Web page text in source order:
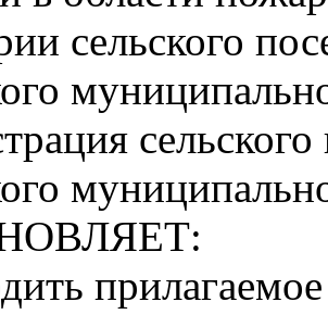
сельского